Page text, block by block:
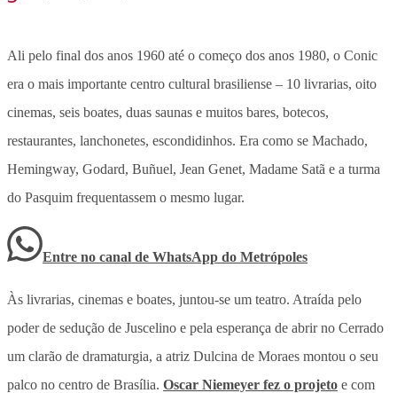
Ali pelo final dos anos 1960 até o começo dos anos 1980, o Conic
era o mais importante centro cultural brasiliense – 10 livrarias, oito
cinemas, seis boates, duas saunas e muitos bares, botecos,
restaurantes, lanchonetes, escondidinhos. Era como se Machado,
Hemingway, Godard, Buñuel, Jean Genet, Madame Satã e a turma
do Pasquim frequentassem o mesmo lugar.
Entre no canal de WhatsApp do Metrópoles
Às livrarias, cinemas e boates, juntou-se um teatro. Atraída pelo
poder de sedução de Juscelino e pela esperança de abrir no Cerrado
um clarão de dramaturgia, a atriz Dulcina de Moraes montou o seu
palco no centro de Brasília. Oscar Niemeyer fez o projeto e com